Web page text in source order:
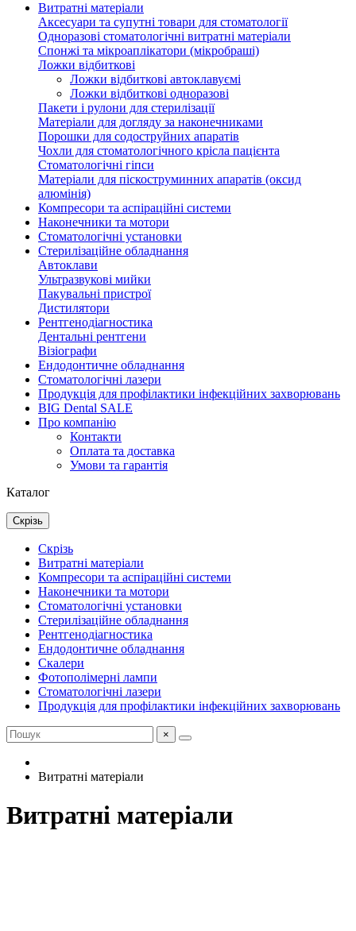
Витратні матеріали
Аксесуари та супутні товари для стоматології
Одноразові стоматологічні витратні матеріали
Спонжі та мікроаплікатори (мікробраші)
Ложки відбиткові
Ложки відбиткові автоклавуємі
Ложки відбиткові одноразові
Пакети і рулони для стерилізації
Матеріали для догляду за наконечниками
Порошки для содоструйних апаратів
Чохли для стоматологічного крісла пацієнта
Стоматологічні гіпси
Матеріали для піскоструминних апаратів (оксид
алюмінія)
Компресори та аспіраційні системи
Наконечники та мотори
Стоматологічні установки
Стерилізаційне обладнання
Автоклави
Ультразвукові мийки
Пакувальні пристрої
Дистилятори
Рентгенодіагностика
Дентальні рентгени
Візіографи
Ендодонтичне обладнання
Стоматологічні лазери
Продукція для профілактики інфекційних захворювань
BIG Dental SALE
Про компанію
Контакти
Оплата та доставка
Умови та гарантія
Каталог
Скрізь
Скрізь
Витратні матеріали
Компресори та аспіраційні системи
Наконечники та мотори
Стоматологічні установки
Стерилізаційне обладнання
Рентгенодіагностика
Ендодонтичне обладнання
Скалери
Фотополімерні лампи
Стоматологічні лазери
Продукція для профілактики інфекційних захворювань
×
Витратні матеріали
Витратні матеріали